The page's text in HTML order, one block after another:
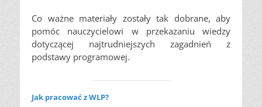
Co ważne materiały zostały tak dobrane, aby
pomóc nauczycielowi w przekazaniu wiedzy
dotyczącej najtrudniejszych zagadnień z
podstawy programowej.
Jak pracować z WLP?